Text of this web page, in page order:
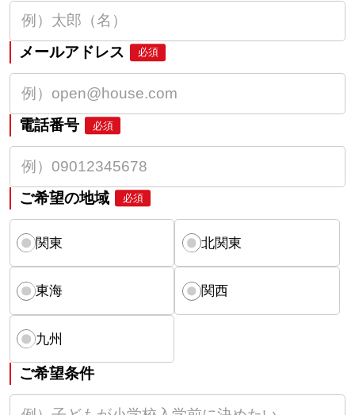
メールアドレス 必須
電話番号 必須
ご希望の地域 必須
関東 北関東
東海 関西
九州
ご希望条件